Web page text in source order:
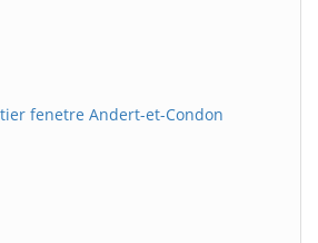
fenetre Andert-et-Condon